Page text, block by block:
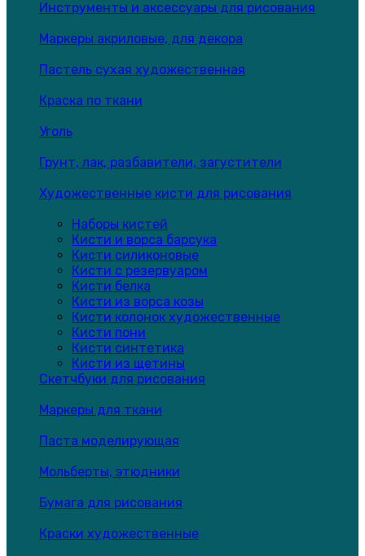
Инструменты и аксессуары для рисования
Маркеры акриловые, для декора
Пастель сухая художественная
Краска по ткани
Уголь
Грунт, лак, разбавители, загустители
Художественные кисти для рисования
Наборы кистей
Кисти и ворса барсука
Кисти силиконовые
Кисти с резервуаром
Кисти белка
Кисти из ворса козы
Кисти колонок художественные
Кисти пони
Кисти синтетика
Кисти из щетины
Скетчбуки для рисования
Маркеры для ткани
Паста моделирующая
Мольберты, этюдники
Бумага для рисования
Краски художественные